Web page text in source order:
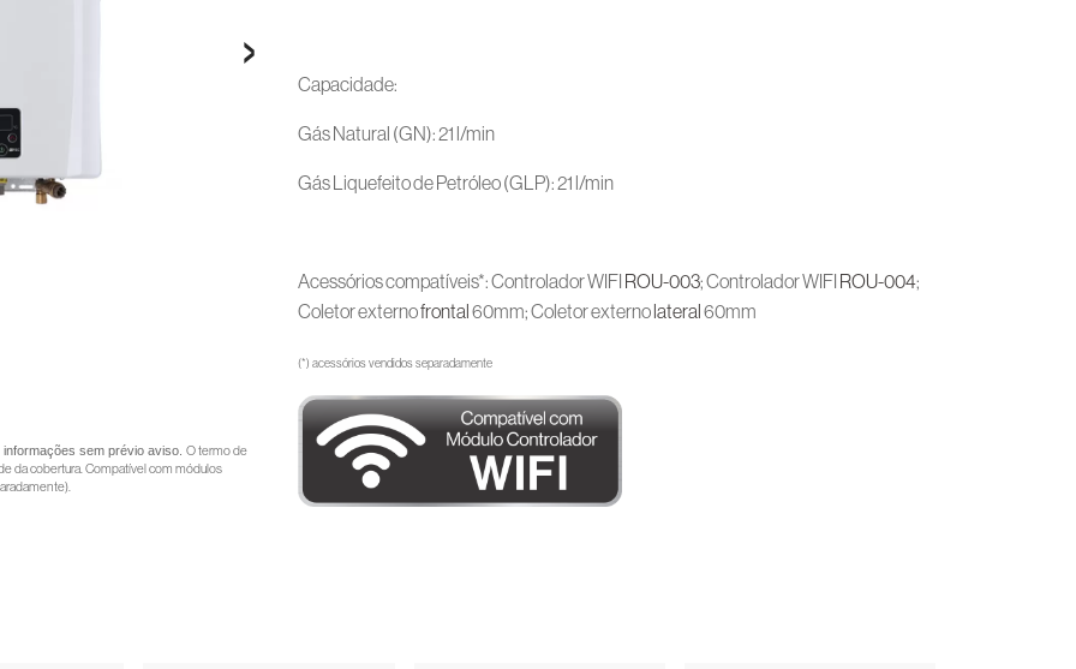
›
informações sem prévio aviso.O termo de
da cobertura. Compatível com módulos
Capacidade:
Gás Natural (GN): 21 l/min
Gás Liquefeito de Petróleo (GLP): 21 l/min
Acessórios compatíveis*: Controlador WIFI ROU-003; Controlador WIFI ROU-004;
Coletor externofrontal60mm; Coletor externolateral60mm
(*) acessórios vendidos separadamente